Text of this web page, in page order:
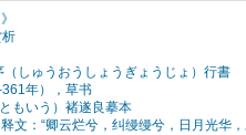
析
しゅうおうしょうぎょうじょ）行書
年），草书
もいう）褚遂良摹本
文：“卿云烂兮，纠缦缦兮，日月光华